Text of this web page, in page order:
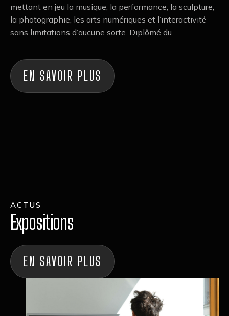
mettant en jeu la musique, la performance, la sculpture,
la photographie, les arts numériques et l’interactivité
sans limitations d’aucune sorte. Diplômé du
EN SAVOIR PLUS
ACTUS
Expositions
EN SAVOIR PLUS